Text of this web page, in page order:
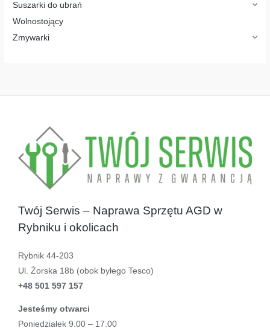
Suszarki do ubrań
Wolnostojący
Zmywarki
Twój Serwis – Naprawa Sprzętu AGD w
Rybniku i okolicach
Rybnik 44-203
Ul. Żorska 18b (obok byłego Tesco)
+48 501 597 157
Jesteśmy otwarci
Poniedziałek 9.00 – 17.00